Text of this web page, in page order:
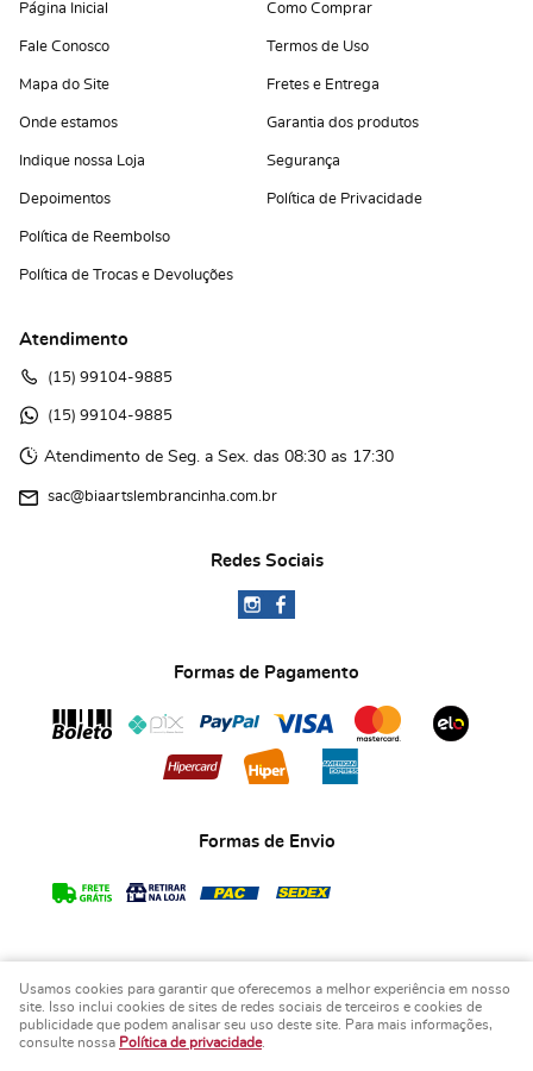
Página Inicial
Fale Conosco
Mapa do Site
Onde estamos
Indique nossa Loja
Depoimentos
Política de Reembolso
Política de Trocas e Devoluções
Como Comprar
Termos de Uso
Fretes e Entrega
Garantia dos produtos
Segurança
Política de Privacidade
Atendimento
(15) 99104-9885
(15) 99104-9885
Atendimento de Seg. a Sex. das 08:30 as 17:30
sac@biaartslembrancinha.com.br
Redes Sociais
Formas de Pagamento
Formas de Envio
COPYRIGHT BIA ART'S LEMBRANCINHAS - 2026 - TODOS OS DIREITOS RESERVADOS.
LOJA VIRTUAL CRIADA POR
Usamos cookies para garantir que oferecemos a melhor experiência em nosso
site. Isso inclui cookies de sites de redes sociais de terceiros e cookies de
publicidade que podem analisar seu uso deste site. Para mais informações,
consulte nossa Política de privacidade.